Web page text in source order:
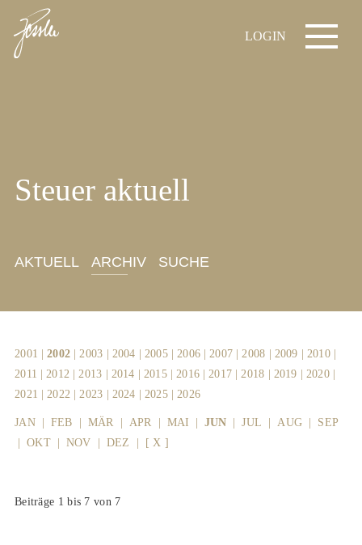
LOGIN
Steuer aktuell
AKTUELL ARCHIV SUCHE
2001 |2002 |2003 2004 2005| 2006 |2007 |2008 2009 2010|
2011 |2012 |2013 2014 2015| 2016 |2017 |2018 2019 2020|
2021 |2022 |2023 2024 2025| 2026
JAN| FEB MÄR APR MAI |JUN |JUL |AUG
SEP
OKT| NOV DEZ [ X ]
Beiträge 1 bis 7 von 7